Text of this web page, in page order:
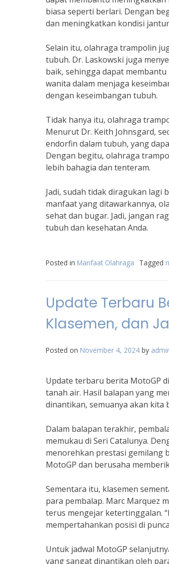
biasa seperti berlari. Dengan
dan meningkatkan kondisi
Selain itu, olahraga trampolin
tubuh. Dr. Laskowski juga
baik, sehingga dapat
wanita dalam menjaga
dengan keseimbangan tubuh.
Tidak hanya itu, olahraga
Menurut Dr. Keith Johnsgard,
endorfin dalam tubuh, yang
Dengan begitu, olahraga
lebih bahagia dan tenteram.
Jadi, sudah tidak diragukan lagi
manfaat yang ditawarkannya,
sehat dan bugar. Jadi, jangan
tubuh dan kesehatan Anda.
Posted in Manfaat Olahraga Tagged
Update Terbaru
Klasemen, dan
Posted on November 4, 2024 by
Update terbaru berita MotoGP
tanah air. Hasil balapan yang
dinantikan, semuanya akan kita
Dalam balapan terakhir,
memukau di Seri Catalunya.
menorehkan prestasi gemilang
MotoGP dan berusaha
Sementara itu, klasemen
para pembalap. Marc Marquez
terus mengejar ketertinggalan.
mempertahankan posisi di
Untuk jadwal MotoGP
yang sangat dinantikan oleh